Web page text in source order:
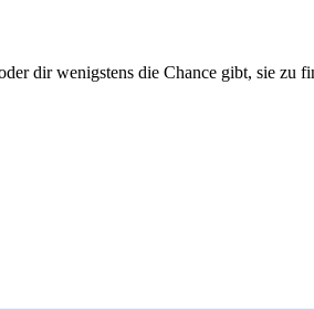
dir wenigstens die Chance gibt, sie zu